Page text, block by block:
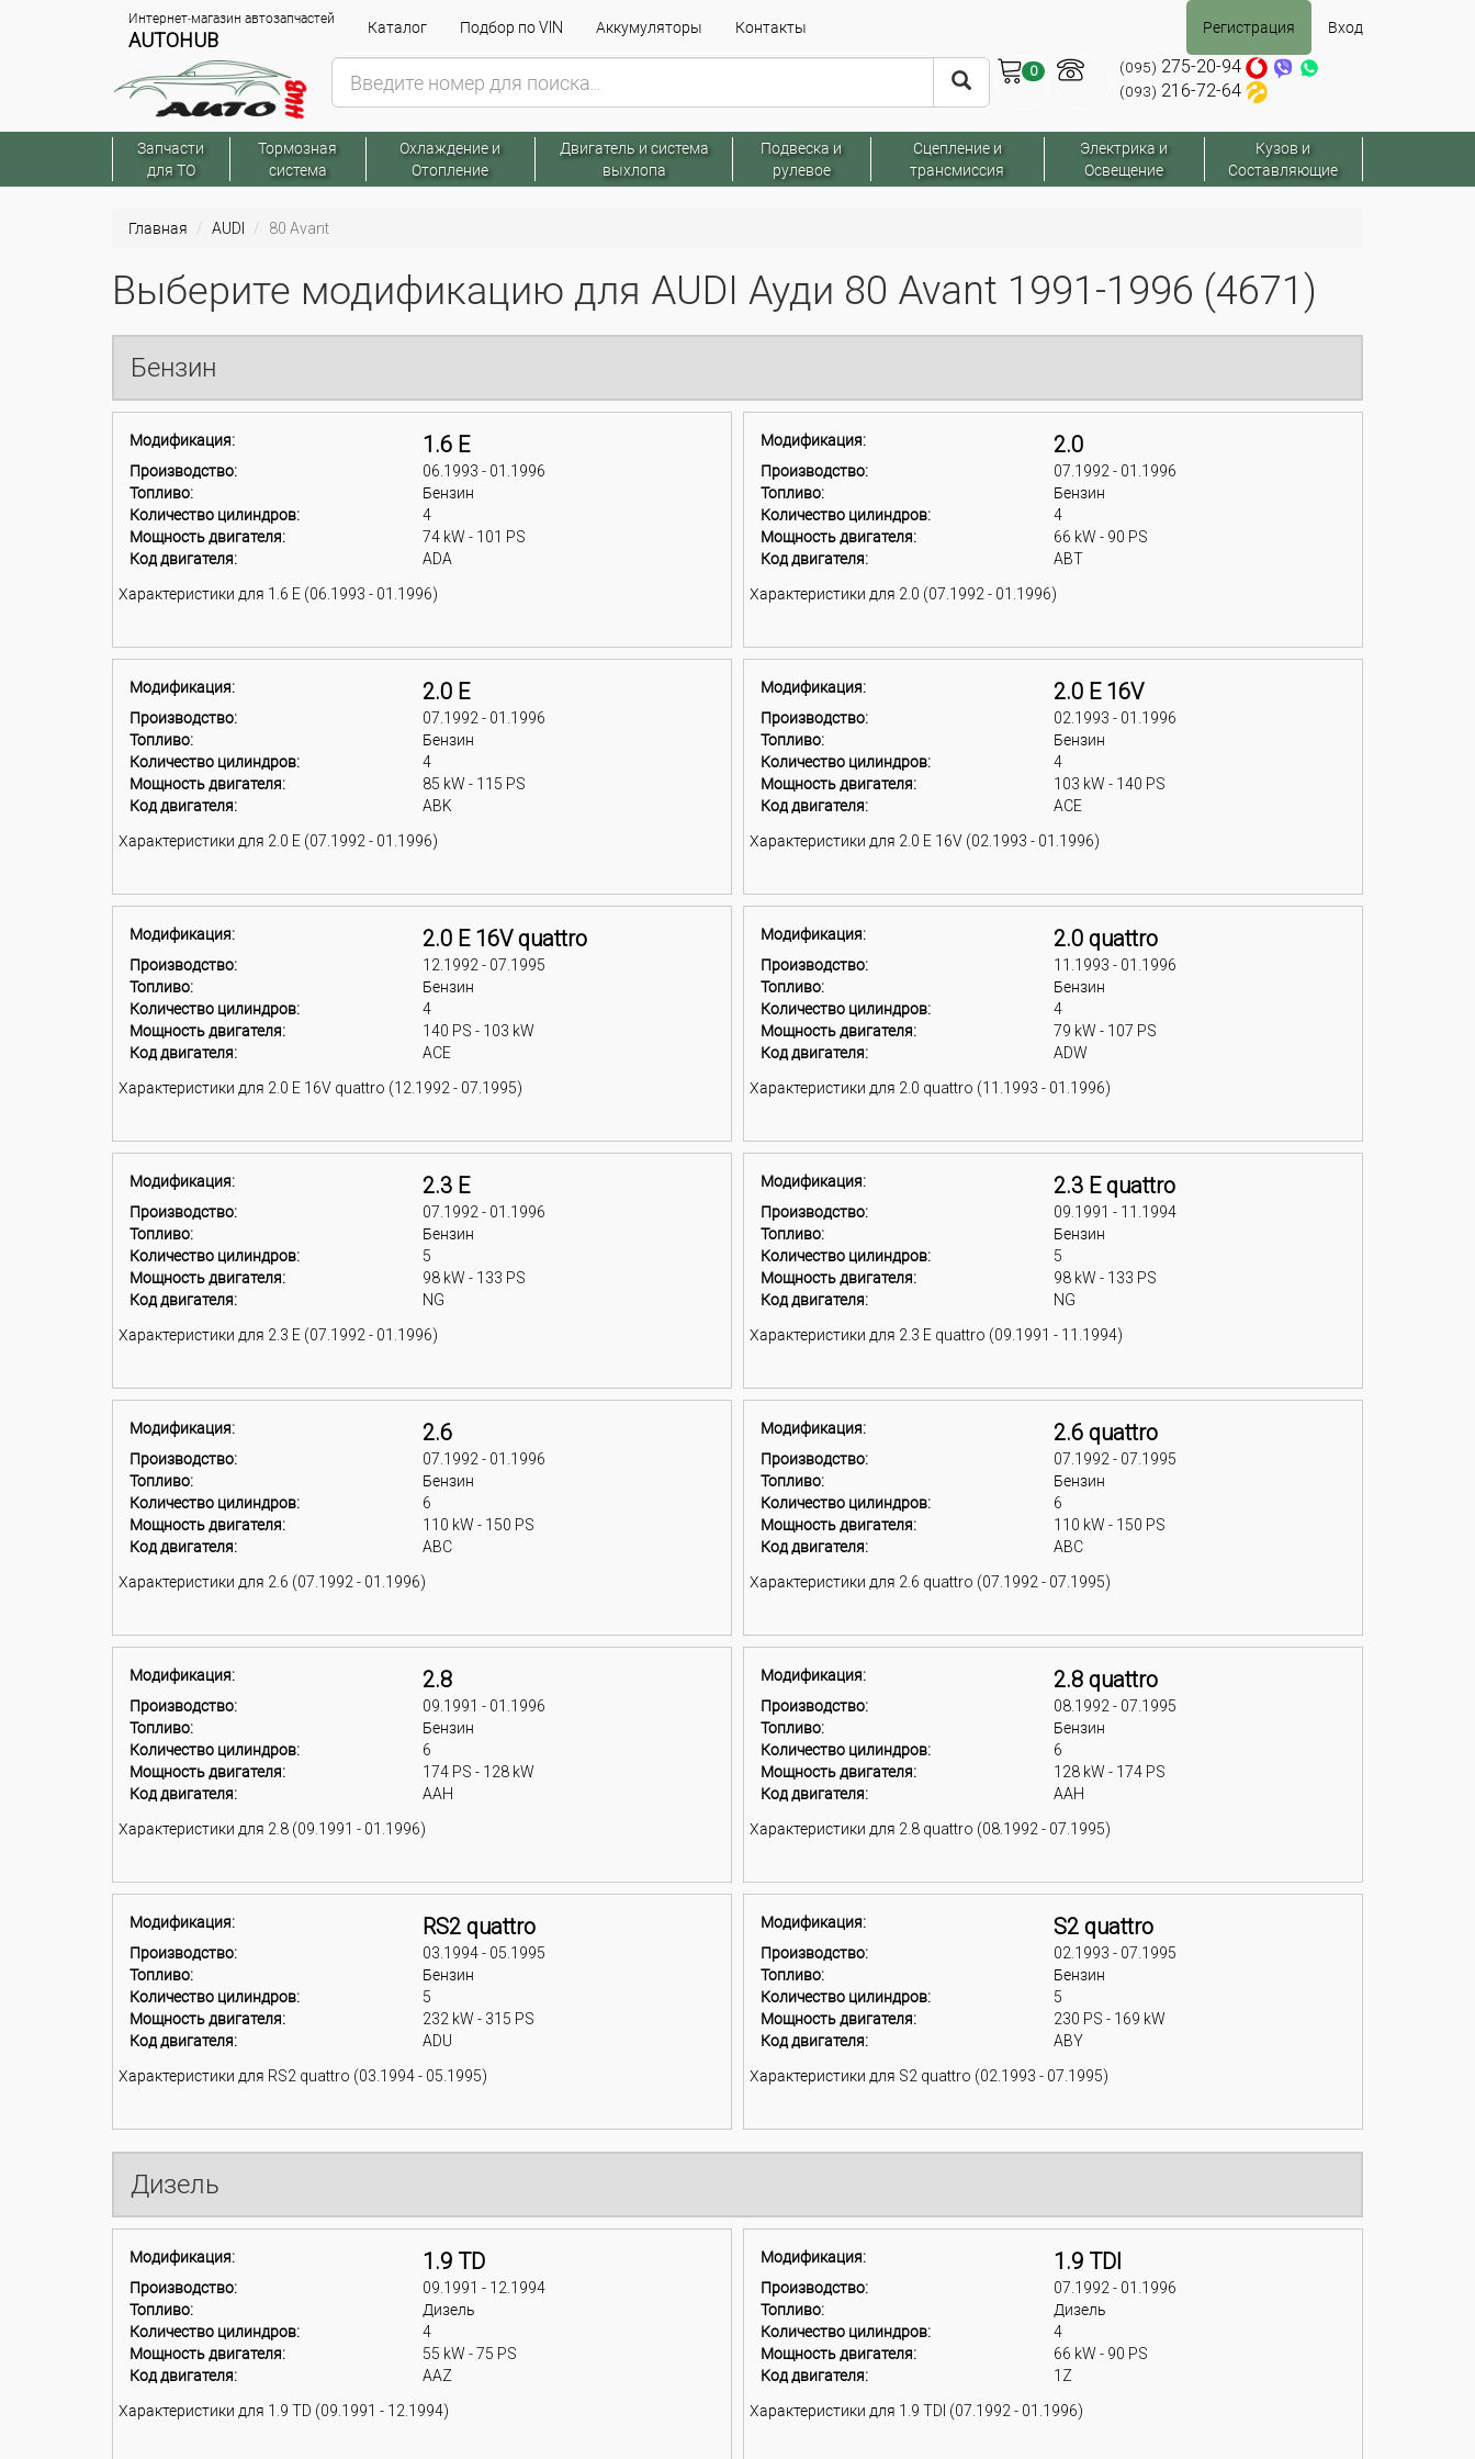
Интернет-магазин автозапчастей
AUTOHUB
Каталог Подбор по VIN Аккумуляторы Контакты Регистрация Вход
0 (095) 275-20-94
(093) 216-72-64
Запчасти
для ТО
Тормозная
система
Охлаждение и
Отопление
Двигатель и система
выхлопа
Подвеска и
рулевое
Сцепление и
трансмиссия
Электрика и
Освещение
Кузов и
Составляющие
Главная AUDI 80 Avant
Выберите модификацию для AUDI Ауди 80 Avant 1991-1996 (4671)
Бензин
Модификация: 1.6 E
Производство:
06.1993 - 01.1996
Топливо:
Бензин
Количество цилиндров:
4
Мощность двигателя:
74 kW - 101 PS
Код двигателя:
ADA
Характеристики для 1.6 E (06.1993 - 01.1996)
Модификация: 2.0
Производство:
07.1992 - 01.1996
Топливо:
Бензин
Количество цилиндров:
4
Мощность двигателя:
66 kW - 90 PS
Код двигателя:
ABT
Характеристики для 2.0 (07.1992 - 01.1996)
Модификация: 2.0 E
Производство:
07.1992 - 01.1996
Топливо:
Бензин
Количество цилиндров:
4
Мощность двигателя:
85 kW - 115 PS
Код двигателя:
ABK
Характеристики для 2.0 E (07.1992 - 01.1996)
Модификация: 2.0 E 16V
Производство:
02.1993 - 01.1996
Топливо:
Бензин
Количество цилиндров:
4
Мощность двигателя:
103 kW - 140 PS
Код двигателя:
ACE
Характеристики для 2.0 E 16V (02.1993 - 01.1996)
Модификация: 2.0 E 16V quattro
Производство:
12.1992 - 07.1995
Топливо:
Бензин
Количество цилиндров:
4
Мощность двигателя:
140 PS - 103 kW
Код двигателя:
ACE
Характеристики для 2.0 E 16V quattro (12.1992 - 07.1995)
Модификация: 2.0 quattro
Производство:
11.1993 - 01.1996
Топливо:
Бензин
Количество цилиндров:
4
Мощность двигателя:
79 kW - 107 PS
Код двигателя:
ADW
Характеристики для 2.0 quattro (11.1993 - 01.1996)
Модификация: 2.3 E
Производство:
07.1992 - 01.1996
Топливо:
Бензин
Количество цилиндров:
5
Мощность двигателя:
98 kW - 133 PS
Код двигателя:
NG
Характеристики для 2.3 E (07.1992 - 01.1996)
Модификация: 2.3 E quattro
Производство:
09.1991 - 11.1994
Топливо:
Бензин
Количество цилиндров:
5
Мощность двигателя:
98 kW - 133 PS
Код двигателя:
NG
Характеристики для 2.3 E quattro (09.1991 - 11.1994)
Модификация: 2.6
Производство:
07.1992 - 01.1996
Топливо:
Бензин
Количество цилиндров:
6
Мощность двигателя:
110 kW - 150 PS
Код двигателя:
ABC
Характеристики для 2.6 (07.1992 - 01.1996)
Модификация: 2.6 quattro
Производство:
07.1992 - 07.1995
Топливо:
Бензин
Количество цилиндров:
6
Мощность двигателя:
110 kW - 150 PS
Код двигателя:
ABC
Характеристики для 2.6 quattro (07.1992 - 07.1995)
Модификация: 2.8
Производство:
09.1991 - 01.1996
Топливо:
Бензин
Количество цилиндров:
6
Мощность двигателя:
174 PS - 128 kW
Код двигателя:
AAH
Характеристики для 2.8 (09.1991 - 01.1996)
Модификация: 2.8 quattro
Производство:
08.1992 - 07.1995
Топливо:
Бензин
Количество цилиндров:
6
Мощность двигателя:
128 kW - 174 PS
Код двигателя:
AAH
Характеристики для 2.8 quattro (08.1992 - 07.1995)
Модификация: RS2 quattro
Производство:
03.1994 - 05.1995
Топливо:
Бензин
Количество цилиндров:
5
Мощность двигателя:
232 kW - 315 PS
Код двигателя:
ADU
Характеристики для RS2 quattro (03.1994 - 05.1995)
Модификация: S2 quattro
Производство:
02.1993 - 07.1995
Топливо:
Бензин
Количество цилиндров:
5
Мощность двигателя:
230 PS - 169 kW
Код двигателя:
ABY
Характеристики для S2 quattro (02.1993 - 07.1995)
Дизель
Модификация: 1.9 TD
Производство:
09.1991 - 12.1994
Топливо:
Дизель
Количество цилиндров:
4
Мощность двигателя:
55 kW - 75 PS
Код двигателя:
AAZ
Характеристики для 1.9 TD (09.1991 - 12.1994)
Модификация: 1.9 TDI
Производство:
07.1992 - 01.1996
Топливо:
Дизель
Количество цилиндров:
4
Мощность двигателя:
66 kW - 90 PS
Код двигателя:
1Z
Характеристики для 1.9 TDI (07.1992 - 01.1996)